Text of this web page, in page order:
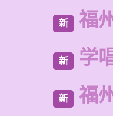
新 福
新 学
新 福